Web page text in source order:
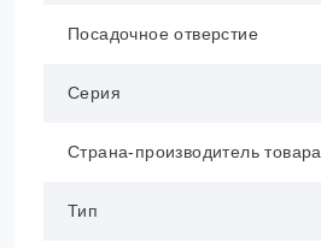
Посадочное отверстие
Серия
Страна-производитель товара
Тип